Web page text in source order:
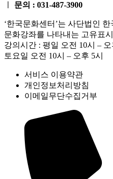
문의 : 031-487-3900
‘한국문화센터’는 사단법인
문화강좌를 나타내는 고유표
강의시간 : 평일 오전 10시 – 오
토요일 오전 10시 – 오후 5시
서비스 이용약관
개인정보처리방침
이메일무단수집거부